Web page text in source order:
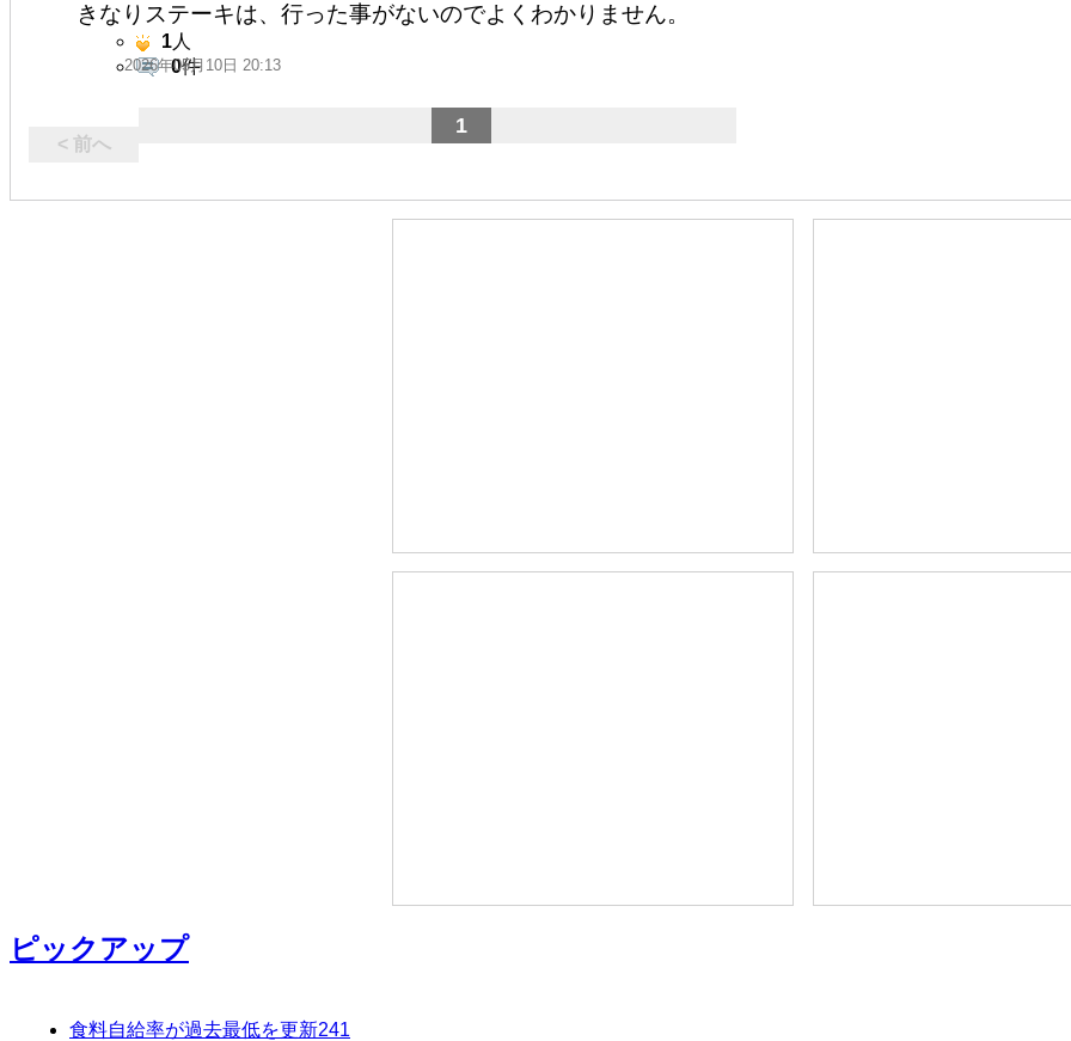
きなりステーキは、行った事がないのでよくわかりません。
2026年05月10日 20:13
1人
0件
< 前へ
1
ピックアップ
食料自給率が過去最低を更新241